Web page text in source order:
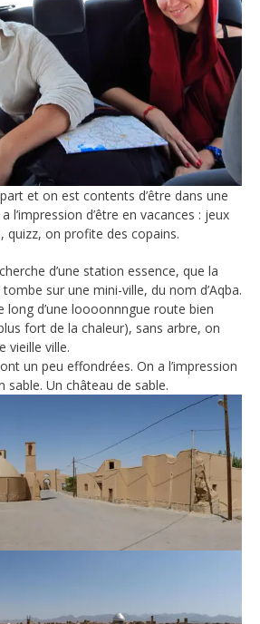
et on est contents d’être dans une
l’impression d’être en vacances : jeux
quizz, on profite des copains.
d’une station essence, que la
sur une mini-ville, du nom d’Aqba.
long d’une loooonnngue route bien
fort de la chaleur), sans arbre, on
vieille ville.
un peu effondrées. On a l’impression
sable. Un château de sable.